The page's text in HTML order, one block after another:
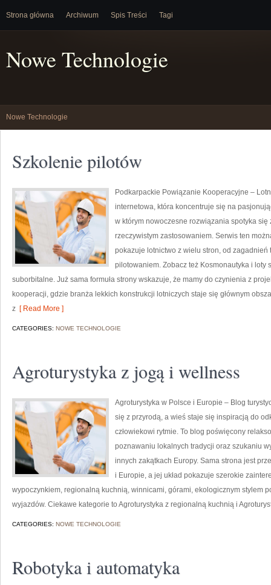
Strona główna Archiwum Spis Treści Tagi
Nowe Technologie
Nowe Technologie
Szkolenie pilotów
Podkarpackie Powiązanie Kooperacyjne –
internetowa, która koncentruje się na
w którym nowoczesne rozwiązania spotyka
rzeczywistym zastosowaniem. Serwis ten
pokazuje lotnictwo z wielu stron, od
pilotowaniem. Zobacz też Kosmonautyka i loty
suborbitalne. Już sama formuła strony wskazuje, że mamy do czynienia z
kooperacji, gdzie branża lekkich konstrukcji lotniczych staje się głównym
z [ Read More ]
CATEGORIES: NOWE TECHNOLOGIE
Agroturystyka z jogą i wellness
Agroturystyka w Polsce i Europie – Blog
się z przyrodą, a wieś staje się inspiracją do
człowiekowi rytmie. To blog poświęcony
poznawaniu lokalnych tradycji oraz szukaniu
innych zakątkach Europy. Sama strona jest
i Europie, a jej układ pokazuje szerokie
wypoczynkiem, regionalną kuchnią, winnicami, górami, ekologicznym stylem
wyjazdów. Ciekawe kategorie to Agroturystyka z regionalną kuchnią i
CATEGORIES: NOWE TECHNOLOGIE
Robotyka i automatyka